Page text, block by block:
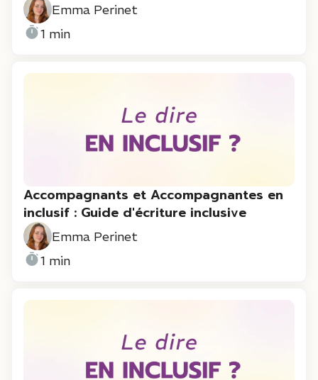
Emma Perinet
1 min
Accompagnants et Accompagnantes en
inclusif : Guide d'écriture inclusive
Emma Perinet
1 min